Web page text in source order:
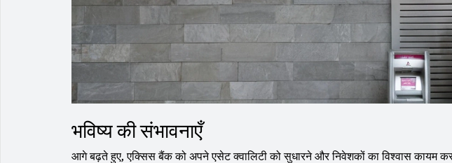
भविष्य की संभावनाएँ
आगे बढ़ते हुए, एक्सिस बैंक को अपने एसेट क्वालिटी को सुधारने और निवेशकों का विश्वास कायम